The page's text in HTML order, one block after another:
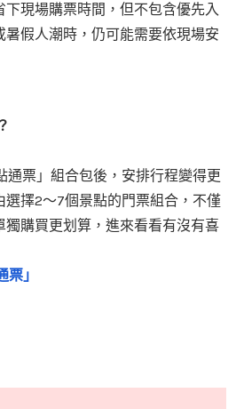
現場購票時間，但不包含優先入
假人潮時，仍可能需要依現場安
通票」組合包後，安排行程變得更
選擇2～7個景點的門票組合，不僅
獨購買更划算，進來看看有沒有喜
票」